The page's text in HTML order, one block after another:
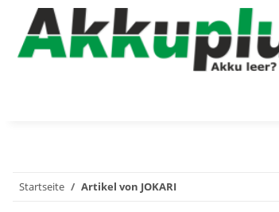
Startseite Artikel von JOKARI